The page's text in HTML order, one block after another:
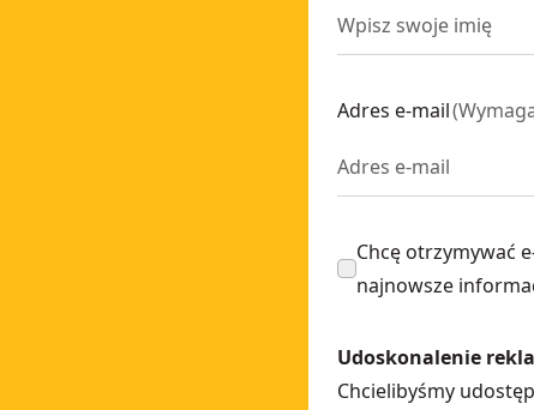
Adres e-mail(
Chcę otrzymywać
najnowsze
Udoskonalenie
Chcielibyśmy